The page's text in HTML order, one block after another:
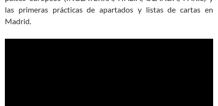
las primeras prácticas de apartados y listas de cartas en
Madrid.